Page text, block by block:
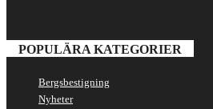
POPULÄRA KATEGORIER
Bergsbestigning
Nyheter